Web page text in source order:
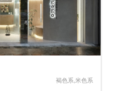
褐色系 米色系